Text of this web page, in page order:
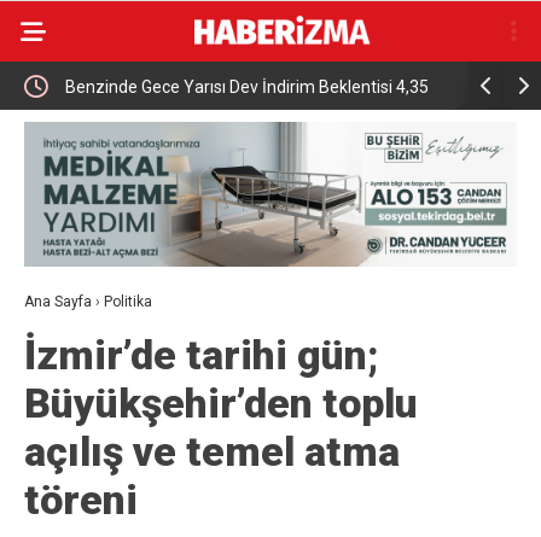
Benzinde Gece Yarısı Dev İndirim Beklentisi 4,35
TL’lik Düşüş Pompaya Yansıyacak mı?
Bursalı
mesajı
Ana Sayfa › Politika
İzmir’de tarihi gün;
Büyükşehir’den toplu
açılış ve temel atma
töreni